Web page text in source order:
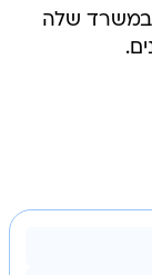
במשרד שלה